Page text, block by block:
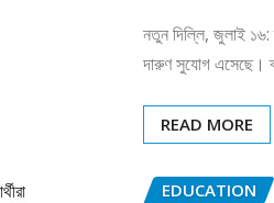
নতুন দিল্লি, জুলাই ১৬:
দারুণ সুযোগ এসেছে।
READ MORE
EDUCATION